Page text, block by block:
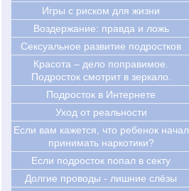
Игры с риском для жизни
Воздержание: правда и ложь
Сексуальное развитие подростков
Красота – дело поправимое.
Подросток смотрит в зеркало.
Подросток в Интернете
Уход от реальности
Если вам кажется, что ребенок начал
принимать наркотики?
Если подросток попал в секту
Долгие проводы - лишние слёзы